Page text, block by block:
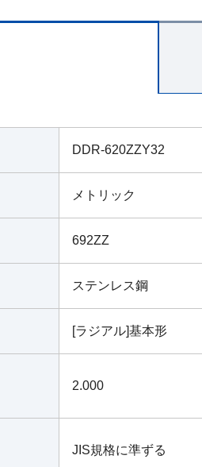
DDR-620ZZY32
メトリック
692ZZ
ステンレス鋼
[ラジアル]基本形
2.000
JIS規格に準ずる